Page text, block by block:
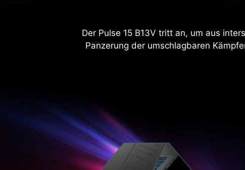
Der Pulse 15 B13V tritt an, um aus
Panzerung der umschlagbaren